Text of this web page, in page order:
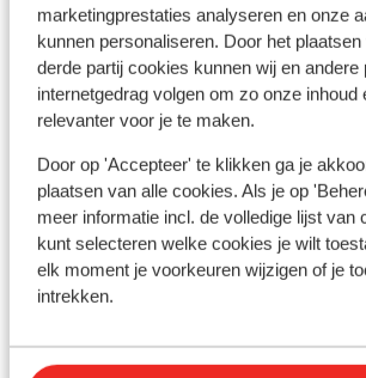
marketingprestaties analyseren en onze
kunnen personaliseren. Door het
derde partij cookies kunnen wij en andere
internetgedrag volgen om zo onze inhoud
relevanter voor je te maken.
Door op 'Accepteer' te klikken ga je
plaatsen van alle cookies. Als je op
meer informatie incl. de volledige lijst van
kunt selecteren welke cookies je wilt
elk moment je voorkeuren wijzigen of je
intrekken.
Andere accommodaties in
Appartments zur Sonne
Hotel Mildererhof
Alpenhotel Tirolerhof
Hotel Alphof - halfpension